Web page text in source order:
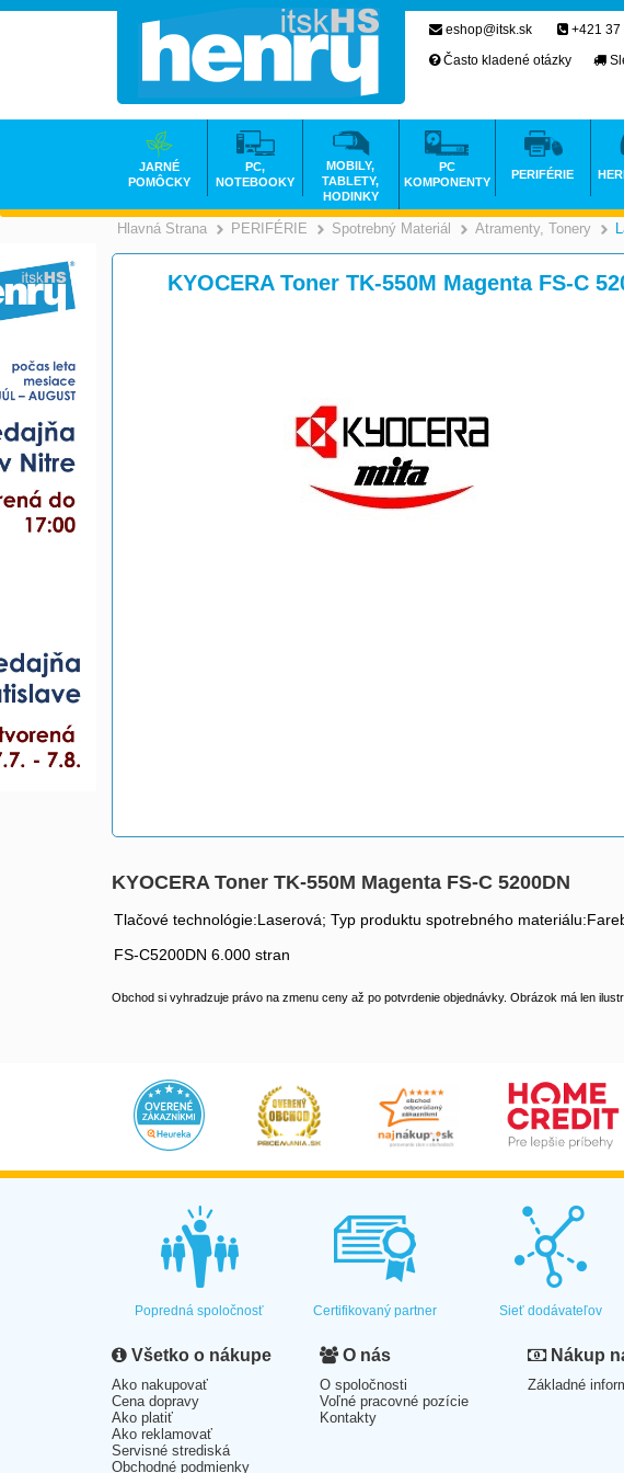
Hlavná Strana >
PERIFÉRIE >
Spotrebný Materiál >
Atramenty, Tonery
KYOCERA Toner TK-550M Magenta FS-C
KYOCERA Toner TK-550M Magenta FS-C 5200DN
Tlačové technológie:Laserová; Typ produktu spotrebného
FS-C5200DN 6.000 stran
Obchod si vyhradzuje právo na zmenu ceny až po potvrdenie objednávky. Obrázok má len
eshop@itsk.sk +421 37
Často kladené otázky
JARNÉ
POMÔCKY
PC,
NOTEBOOKY
MOBILY,
TABLETY,
HODINKY
PC
KOMPONENTY
PERIFÉRIE
Popredná spoločnosť Certifikovaný partner Sieť dodávateľov
Všetko o nákupe
Ako nakupovať
Cena dopravy
Ako platiť
Ako reklamovať
Servisné strediská
Obchodné podmienky
O nás
O spoločnosti
Voľné pracovné pozície
Kontakty
Nákup
Základné